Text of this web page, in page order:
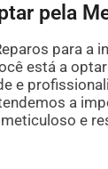
pela
para a
está a
e
a
e